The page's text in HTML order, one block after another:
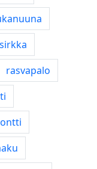
rasvapalo